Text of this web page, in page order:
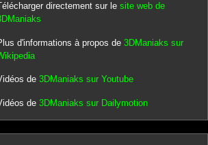
directement sur le site web de
d'informations à propos de 3DManiaks sur
de 3DManiaks sur Youtube
de 3DManiaks sur Dailymotion